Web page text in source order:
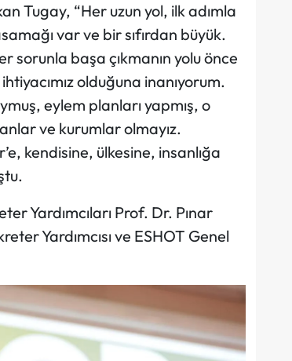
Tugay, “Her uzun yol, ilk adımla
var ve bir sıfırdan büyük.
başa çıkmanın yolu önce
olduğuna inanıyorum.
eylem planları yapmış, o
ve kurumlar olmayız.
kendisine, ülkesine, insanlığa
Yardımcıları Prof. Dr. Pınar
Yardımcısı ve ESHOT Genel